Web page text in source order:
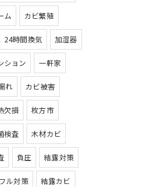
ム カビ繁殖
24時間換気 加湿器
ション 一軒家
れ カビ被害
欠損 枚方市
検査 木材カビ
負圧 結露対策
ル対策 結露カビ